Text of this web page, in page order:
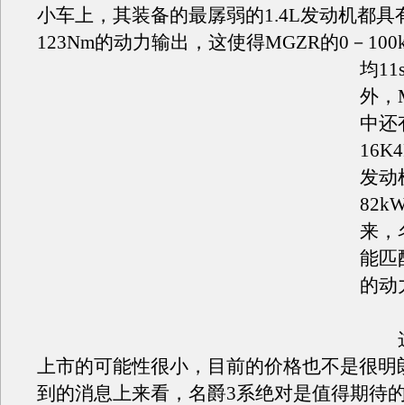
小车上，其装备的最孱弱的1.4L发动机都具
123Nm的动力输出，这使得MGZR的0－
均
外，
中还
发动
来，
能匹
的动
这
上市的可能性很小，目前的价格也不是很明
到的消息上来看，名爵3系绝对是值得期待